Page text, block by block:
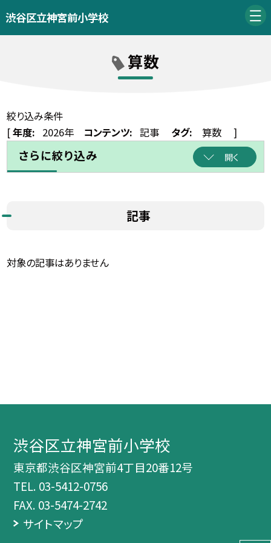
渋谷区立神宮前小学校
算数
絞り込み条件
[年度: 2026年 コンテンツ: 記事 タグ: 算数 ]
さらに絞り込み 開く
記事
対象の記事はありません
渋谷区立神宮前小学校
東京都渋谷区神宮前4丁目20番12号
TEL. 03-5412-0756
FAX. 03-5474-2742
サイトマップ